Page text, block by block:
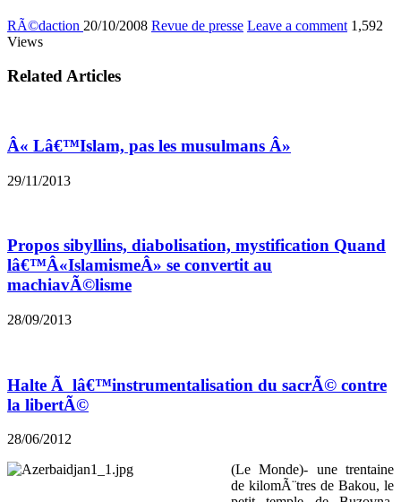
RÃ©daction 20/10/2008 Revue de presse Leave a comment 1,592
Views
Related Articles
Â« Lâ€™Islam, pas les musulmans Â»
29/11/2013
Propos sibyllins, diabolisation, mystification Quand
lâ€™Â«IslamismeÂ» se convertit au
machiavÃ©lisme
28/09/2013
Halte Ã lâ€™instrumentalisation du sacrÃ© contre
la libertÃ©
28/06/2012
(Le Monde)- une trentaine
de kilomÃ¨tres de Bakou, le